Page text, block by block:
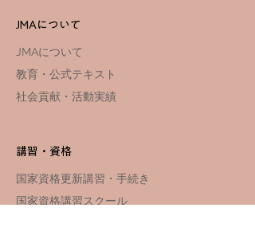
JMAについて
JMAについて
教育・公式テキスト
社会貢献・活動実績
講習・資格
国家資格更新講習・手続き
国家資格講習スクール